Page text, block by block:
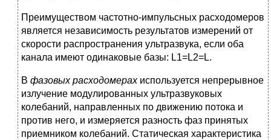
Преимуществом частотно-импульсных расходомеров
является независимость результатов измерений от
скорости распространения ультразвука, если оба
канала имеют одинаковые базы: L1=L2=L.
В фазовых расходомерахиспользуется непрерывное
излучение модулированных ультразвуковых
колебаний, направленных по движению потока и
против него, и измеряется разность фаз принятых
приемником колебаний. Статическая характеристика